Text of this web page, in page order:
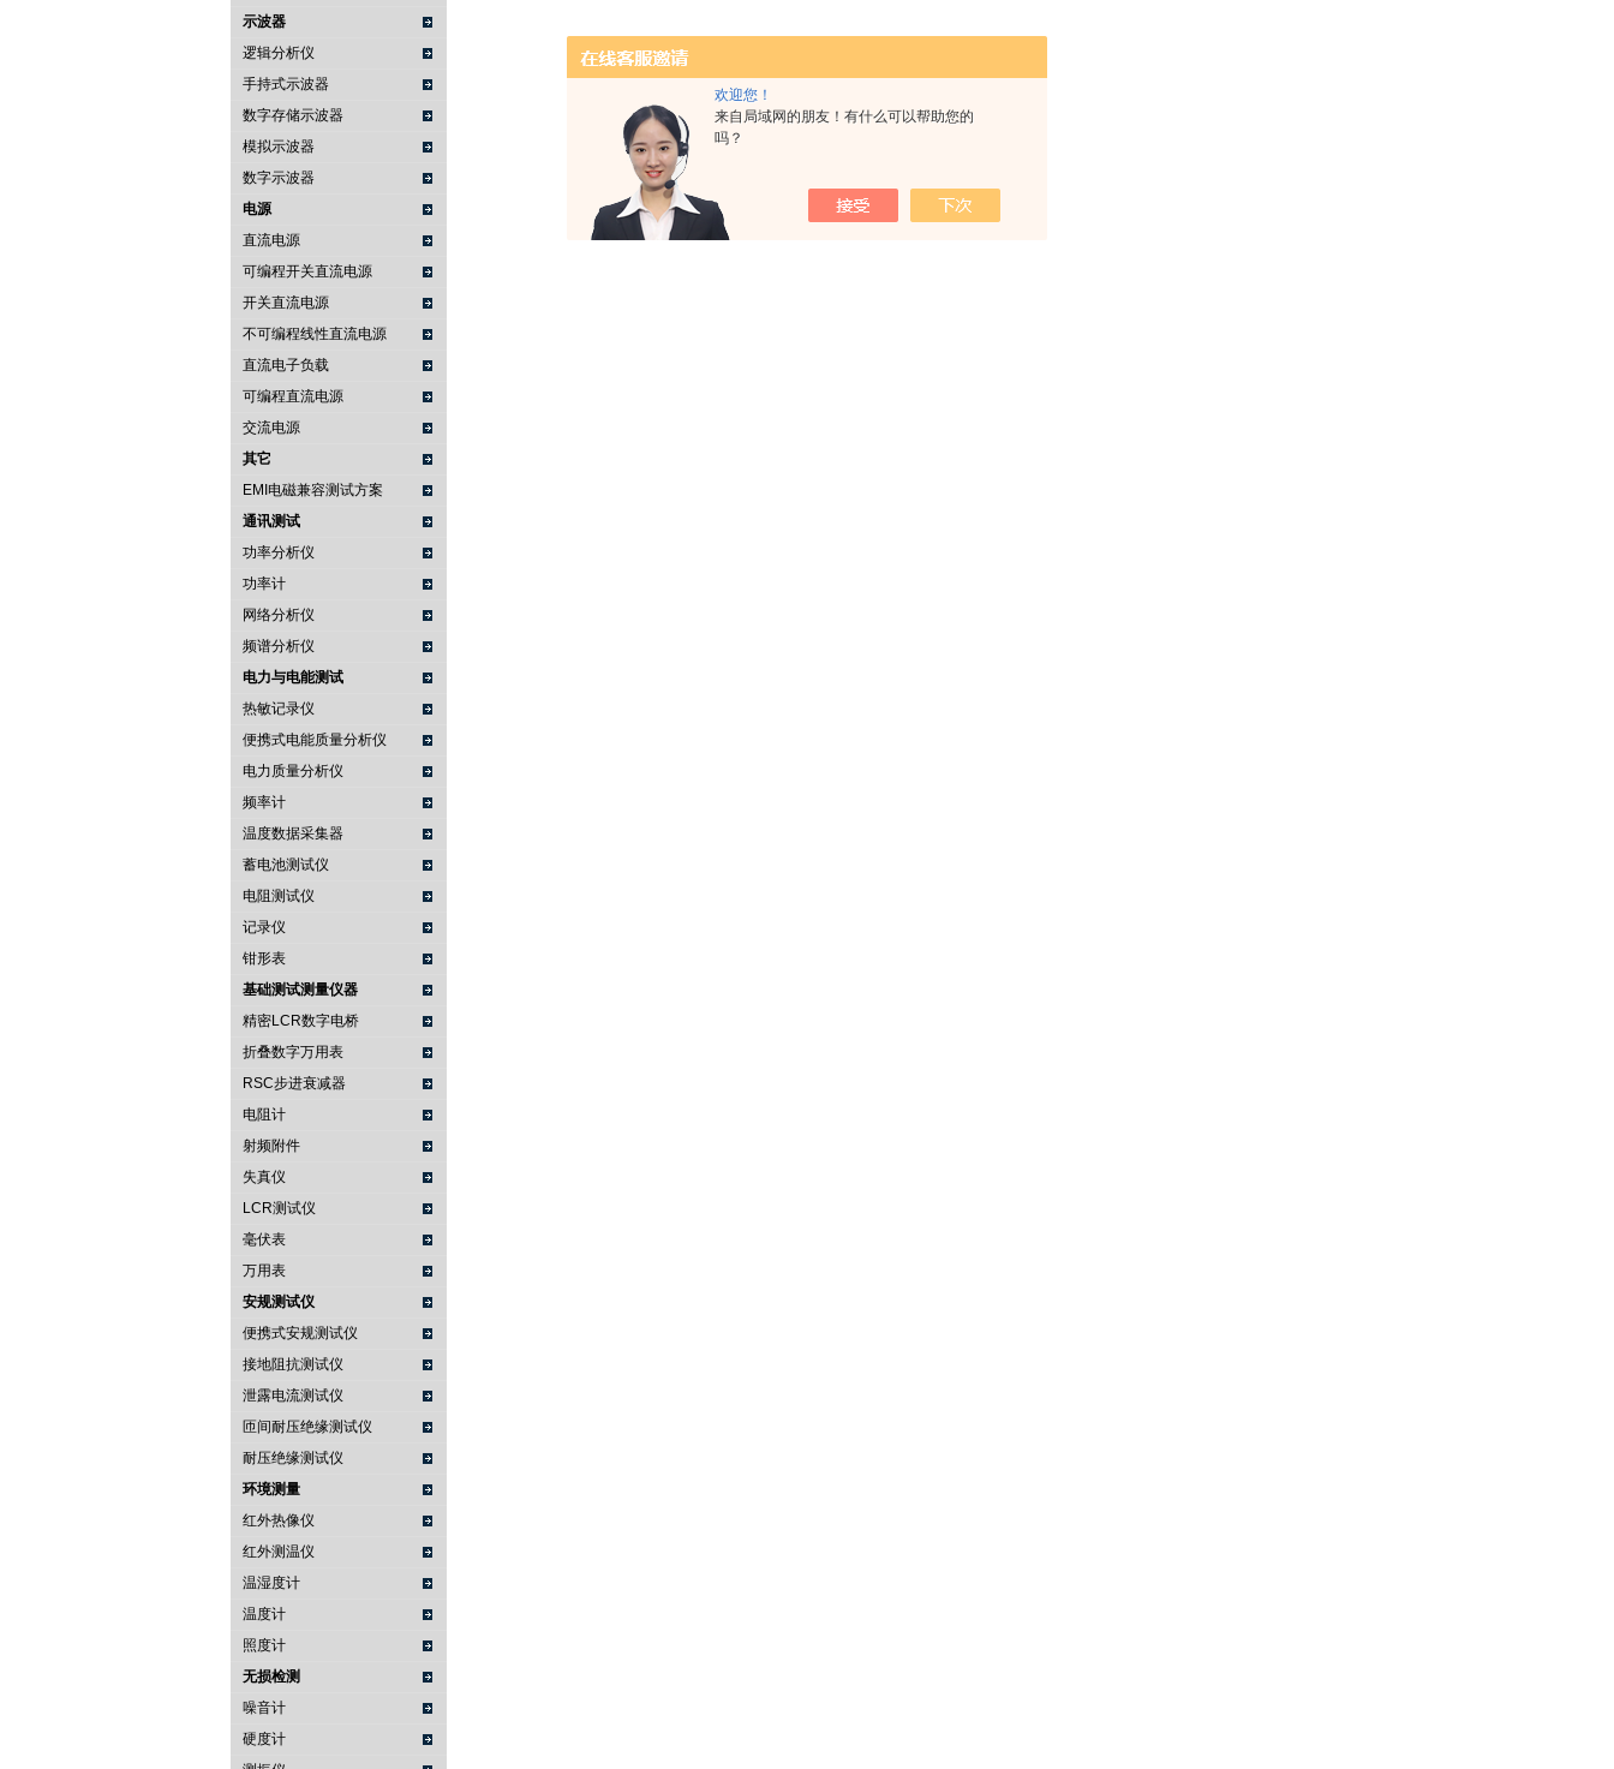
欢迎您！
来自局域网的朋友！有什么可以帮助您的
吗？
示波器
逻辑分析仪
手持式示波器
数字存储示波器
模拟示波器
数字示波器
电源
直流电源
可编程开关直流电源
开关直流电源
不可编程线性直流电源
直流电子负载
可编程直流电源
交流电源
其它
EMI电磁兼容测试方案
通讯测试
功率分析仪
功率计
网络分析仪
频谱分析仪
电力与电能测试
热敏记录仪
便携式电能质量分析仪
电力质量分析仪
频率计
温度数据采集器
蓄电池测试仪
电阻测试仪
记录仪
钳形表
基础测试测量仪器
精密LCR数字电桥
折叠数字万用表
RSC步进衰减器
电阻计
射频附件
失真仪
LCR测试仪
毫伏表
万用表
安规测试仪
便携式安规测试仪
接地阻抗测试仪
泄露电流测试仪
匝间耐压绝缘测试仪
耐压绝缘测试仪
环境测量
红外热像仪
红外测温仪
温湿度计
温度计
照度计
无损检测
噪音计
硬度计